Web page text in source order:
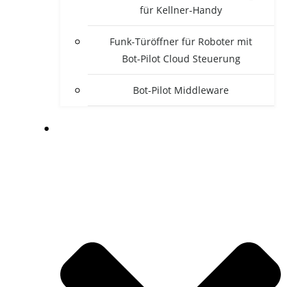
für Kellner-Handy
Funk-Türöffner für Roboter mit
Bot-Pilot Cloud Steuerung
Bot-Pilot Middleware